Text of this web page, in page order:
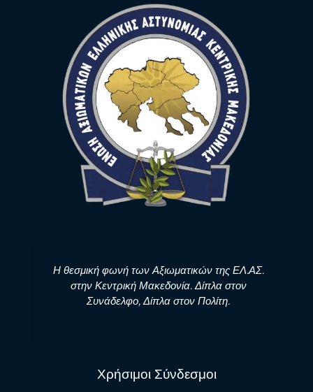
Η θεσμική φωνή των Αξιωματικών της ΕΛ.ΑΣ.
στην Κεντρική Μακεδονία. Δίπλα στον
Συνάδελφο, Δίπλα στον Πολίτη.
Χρήσιμοι Σύνδεσμοι